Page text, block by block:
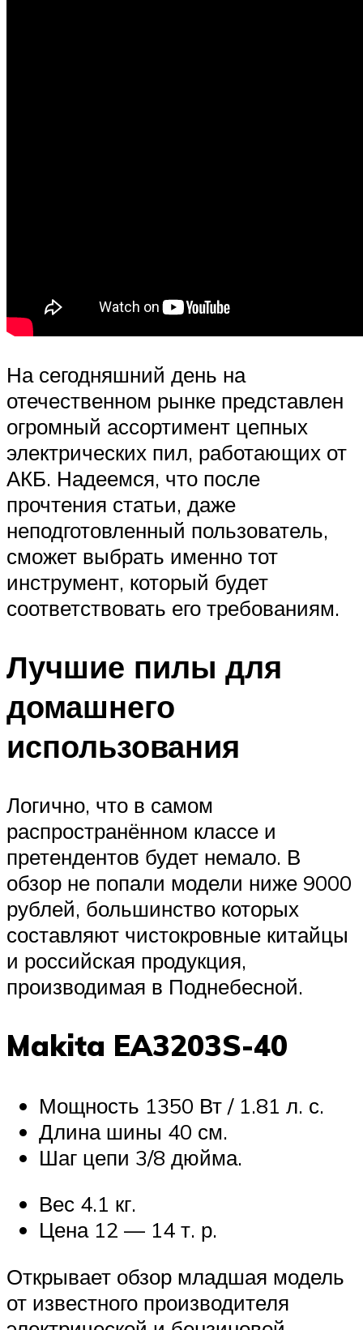
На сегодняшний день на
отечественном рынке представлен
огромный ассортимент цепных
электрических пил, работающих от
АКБ. Надеемся, что после
прочтения статьи, даже
неподготовленный пользователь,
сможет выбрать именно тот
инструмент, который будет
соответствовать его требованиям.
Лучшие пилы для
домашнего
использования
Логично, что в самом
распространённом классе и
претендентов будет немало. В
обзор не попали модели ниже 9000
рублей, большинство которых
составляют чистокровные китайцы
и российская продукция,
производимая в Поднебесной.
Makita EA3203S-40
Мощность 1350 Вт / 1.81 л. с.
Длина шины 40 см.
Шаг цепи 3/8 дюйма.
Вес 4.1 кг.
Цена 12 — 14 т. р.
Открывает обзор младшая модель
от известного производителя